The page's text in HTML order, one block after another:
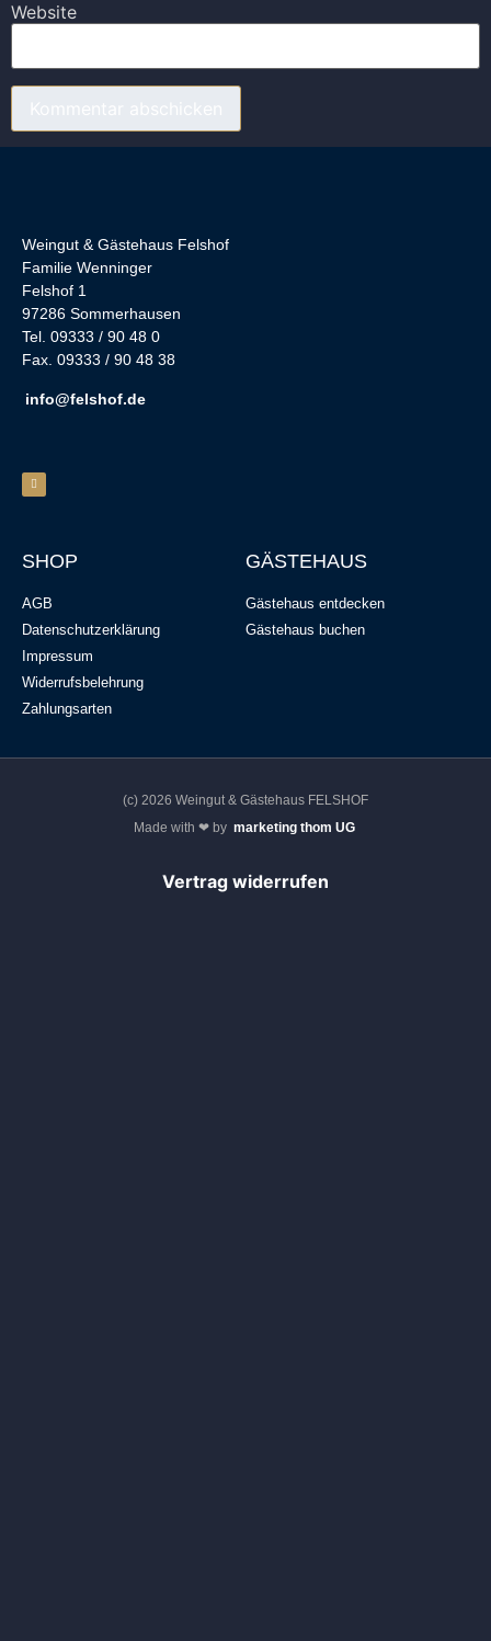
Website
Weingut & Gästehaus Felshof
Familie Wenninger
Felshof 1
97286 Sommerhausen
Tel. 09333 / 90 48 0
Fax. 09333 / 90 48 38
info@felshof.de
SHOP
AGB
Datenschutzerklärung
Impressum
Widerrufsbelehrung
Zahlungsarten
GÄSTEHAUS
Gästehaus entdecken
Gästehaus buchen
(c) 2026 Weingut & Gästehaus FELSHOF
Made with ❤ by marketing thom UG
Vertrag widerrufen